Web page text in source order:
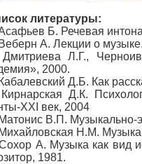
литературы:
Б. Речевая
А. Лекции о
Л.Г.,
2000.
Д.Б. Как
Д.К.
ХХI век, 2004
В.П. Музыкально-
Н.М.
А. Музыка как вид
1981.